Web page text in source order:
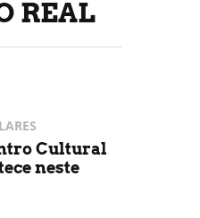
REAL
Cultural
neste